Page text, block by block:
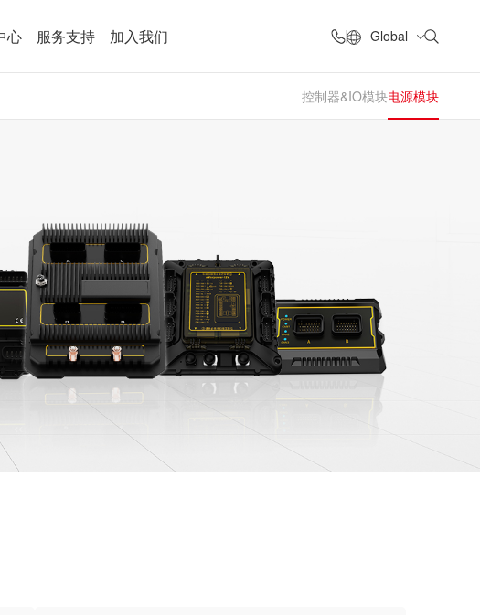
心 服务支持 加入我们 Global
控制器&IO模块电源模块